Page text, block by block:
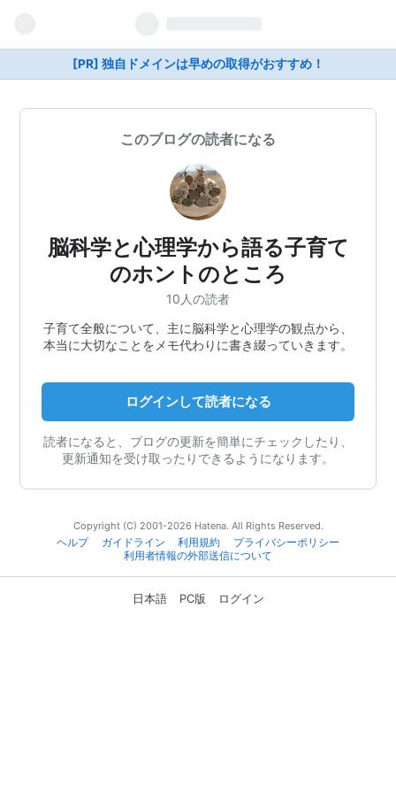
[PR] 独自ドメインは早めの取得がおすすめ！
このブログの読者になる
脳科学と心理学から語る子育て
のホントのところ
10人の読者
子育て全般について、主に脳科学と心理学の観点から、
本当に大切なことをメモ代わりに書き綴っていきます。
ログインして読者になる
読者になると、ブログの更新を簡単にチェックしたり、
更新通知を受け取ったりできるようになります。
Copyright (C) 2001-2026 Hatena. All Rights Reserved.
ヘルプ
ガイドライン 利用規約
プライバシーポリシー
利用者情報の外部送信について
日本語 PC版 ログイン